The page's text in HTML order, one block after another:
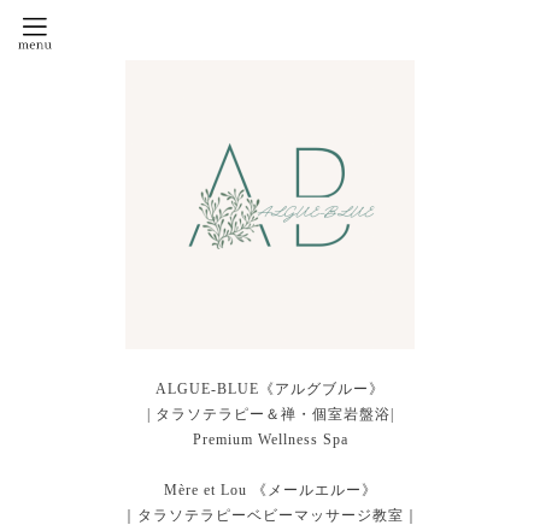
ALGUE-BLUE《アルグブルー》
| タラソテラピー＆禅・個室岩盤浴|
Premium Wellness Spa
Mère et Lou 《メールエルー》
｜タラソテラピーベビーマッサージ教室｜